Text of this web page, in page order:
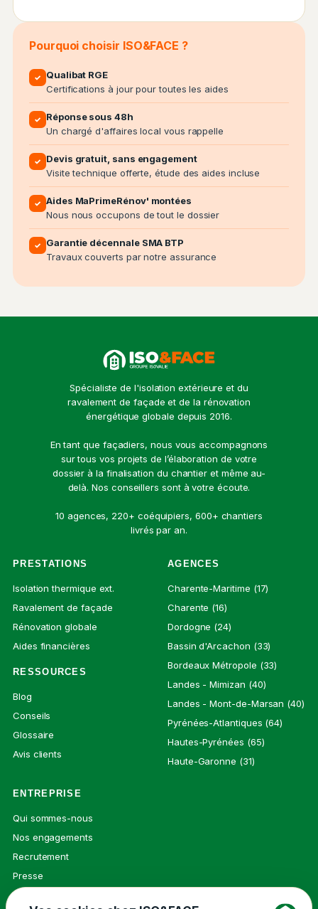
Pourquoi choisir ISO&FACE ?
✓
Qualibat RGE
Certifications à jour pour toutes les aides
✓
Réponse sous 48h
Un chargé d'affaires local vous rappelle
✓
Devis gratuit, sans engagement
Visite technique offerte, étude des aides incluse
✓ Aides MaPrimeRénov' montées
Nous nous occupons de tout le dossier
✓
Garantie décennale SMA BTP
Travaux couverts par notre assurance
Spécialiste de l'isolation extérieure et du
ravalement de façade et de la rénovation
énergétique globale depuis 2016.
En tant que façadiers, nous vous accompagnons
sur tous vos projets de l’élaboration de votre
dossier à la finalisation du chantier et même au-
delà. Nos conseillers sont à votre écoute.
10 agences, 220+ coéquipiers, 600+ chantiers
livrés par an.
PRESTATIONS
Isolation thermique ext.
Ravalement de façade
Rénovation globale
Aides financières
RESSOURCES
Blog
Conseils
Glossaire
Avis clients
AGENCES
Charente-Maritime (17)
Charente (16)
Dordogne (24)
Bassin d'Arcachon (33)
Bordeaux Métropole (33)
Landes - Mimizan (40)
Landes - Mont-de-Marsan (40)
Pyrénées-Atlantiques (64)
Hautes-Pyrénées (65)
Haute-Garonne (31)
ENTREPRISE
Qui sommes-nous
Nos engagements
Recrutement
Presse
Contact